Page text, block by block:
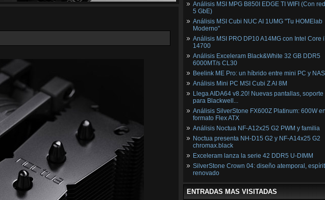
Análisis MSI MPG B850I EDGE TI WIFI (Con
5 GbE)
Análisis MSI Cubi NUC AI 1UMG "Tu HOMElab
Moderno"
Análisis MSI PRO DP10 A14MG con Intel Core
14700
Análisis Exceleram Black&White 32 GB DDR5
6000MT/s CL30
Beelink ME Pro: un híbrido entre mini PC y NAS
Análisis Mini PC MSI Cubi Z AI 8M
Llega AIDA64 v8.20! Nuevas pantallas, soporte
para Blackwell...
Análisis SilverStone FX600Z Platinum: 600W
formato Flex ATX
Análisis Noctua NF-A12x25 G2 PWM y familia
Noctua presenta NH-D15 G2 y NF-A14x25 G2
chromax.black
Exceleram lanza la serie 42 DDR5 U-DIMM
SilverStone Crown 04: diseño atemporal,
renovado
ENTRADAS MAS VISITADAS